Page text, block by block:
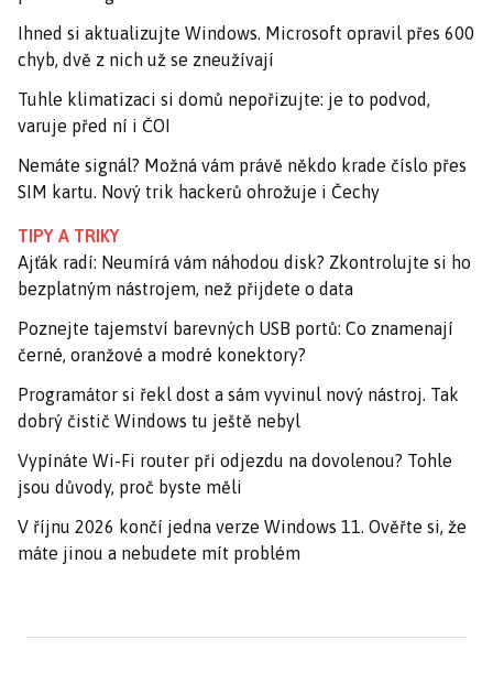
Ihned si aktualizujte Windows. Microsoft opravil přes 600
chyb, dvě z nich už se zneužívají
Tuhle klimatizaci si domů nepořizujte: je to podvod,
varuje před ní i ČOI
Nemáte signál? Možná vám právě někdo krade číslo přes
SIM kartu. Nový trik hackerů ohrožuje i Čechy
TIPY A TRIKY
Ajťák radí: Neumírá vám náhodou disk? Zkontrolujte si ho
bezplatným nástrojem, než přijdete o data
Poznejte tajemství barevných USB portů: Co znamenají
černé, oranžové a modré konektory?
Programátor si řekl dost a sám vyvinul nový nástroj. Tak
dobrý čistič Windows tu ještě nebyl
Vypínáte Wi-Fi router při odjezdu na dovolenou? Tohle
jsou důvody, proč byste měli
V říjnu 2026 končí jedna verze Windows 11. Ověřte si, že
máte jinou a nebudete mít problém